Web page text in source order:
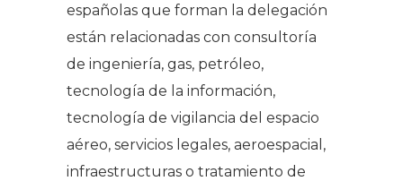
españolas que forman la delegación
están relacionadas con consultoría
de ingeniería, gas, petróleo,
tecnología de la información,
tecnología de vigilancia del espacio
aéreo, servicios legales, aeroespacial,
infraestructuras o tratamiento de